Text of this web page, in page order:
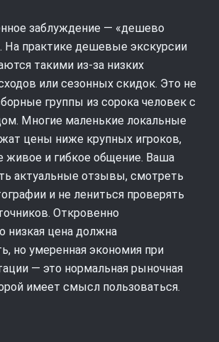
заблуждение — «дешево
На практике дешевые экскурсии
такими из‑за низких
или сезонных скидок. Это не
группы из сорока человек с
Многие маленькие локальные
цены ниже крупных игроков,
живое и гибкое общение. Ваша
актуальные отзывы, смотреть
и не лениться проверять
Откровенно
низкая цена должна
но умеренная экономия при
— это нормальная рыночная
имеет смысл пользоваться.